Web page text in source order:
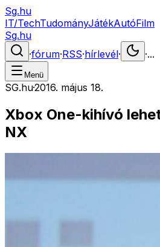
Sg.hu
IT/TechTudományJátékAutóFilm
Sg.hu
·fórum·RSS·hírlevél· ·...
Menü
SG.hu·2016. május 18.
Xbox One-kihívó
NX